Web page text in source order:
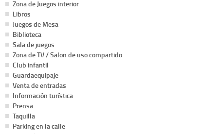
Zona de Juegos interior
Libros
Juegos de Mesa
Biblioteca
Sala de juegos
Zona de TV / Salon de uso compartido
Club infantil
Guardaequipaje
Venta de entradas
Información turística
Prensa
Taquilla
Parking en la calle